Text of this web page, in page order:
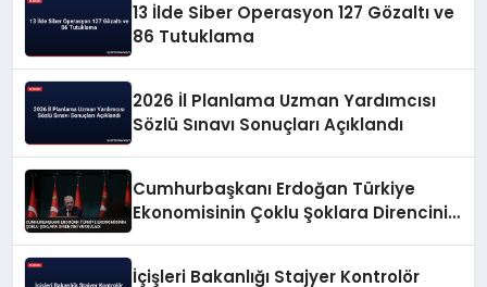
13 İlde Siber Operasyon 127 Gözaltı ve
86 Tutuklama
2026 İl Planlama Uzman Yardımcısı
Sözlü Sınavı Sonuçları Açıklandı
Cumhurbaşkanı Erdoğan Türkiye
Ekonomisinin Çoklu Şoklara Direncini
İçişleri Bakanlığı Stajyer Kontrolör